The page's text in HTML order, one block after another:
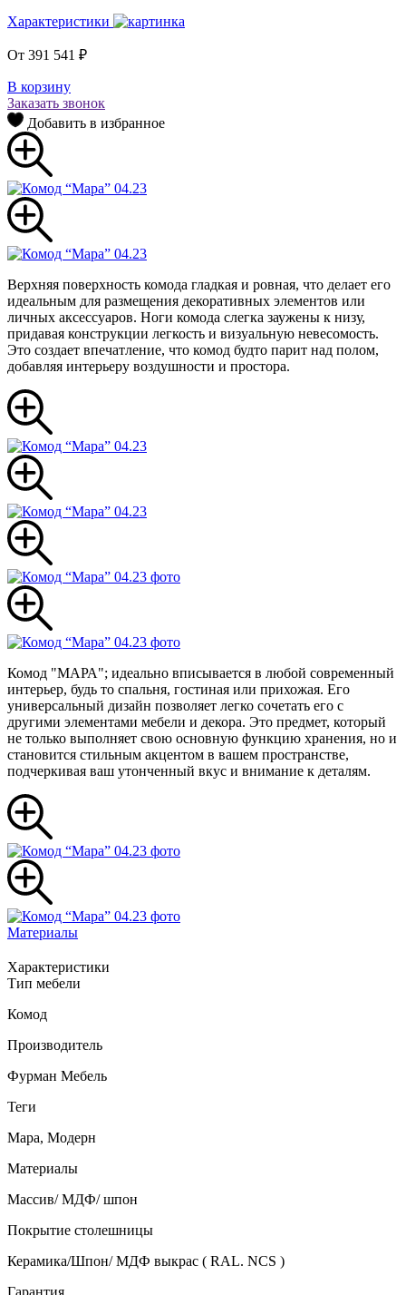
Характеристики
От 391 541 ₽
В корзину
Заказать звонок
Добавить в избранное
Верхняя поверхность комода гладкая и ровная, что делает его
идеальным для размещения декоративных элементов или
личных аксессуаров. Ноги комода слегка заужены к низу,
придавая конструкции легкость и визуальную невесомость.
Это создает впечатление, что комод будто парит над полом,
добавляя интерьеру воздушности и простора.
Комод "МАРА"; идеально вписывается в любой современный
интерьер, будь то спальня, гостиная или прихожая. Его
универсальный дизайн позволяет легко сочетать его с
другими элементами мебели и декора. Это предмет, который
не только выполняет свою основную функцию хранения, но и
становится стильным акцентом в вашем пространстве,
подчеркивая ваш утонченный вкус и внимание к деталям.
Материалы
Характеристики
Тип мебели
Комод
Производитель
Фурман Мебель
Теги
Мара, Модерн
Материалы
Массив/ МДФ/ шпон
Покрытие столешницы
Керамика/Шпон/ МДФ выкрас ( RAL. NCS )